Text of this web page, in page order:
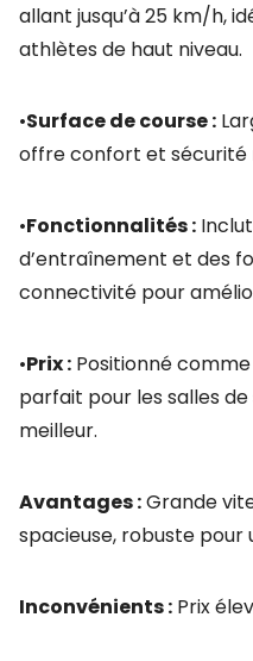
allant jusqu’à 25 km/h,
athlètes de haut niveau.
•Surface de course :
offre confort et sécurité
•Fonctionnalités :
d’entraînement et des
connectivité pour
•Prix : Positionné
parfait pour les salles
meilleur.
Avantages :Grande
spacieuse, robuste pour
Inconvénients : Prix